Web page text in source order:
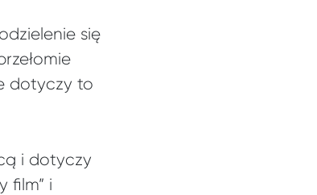
się
dotyczy to
i dotyczy
film” i